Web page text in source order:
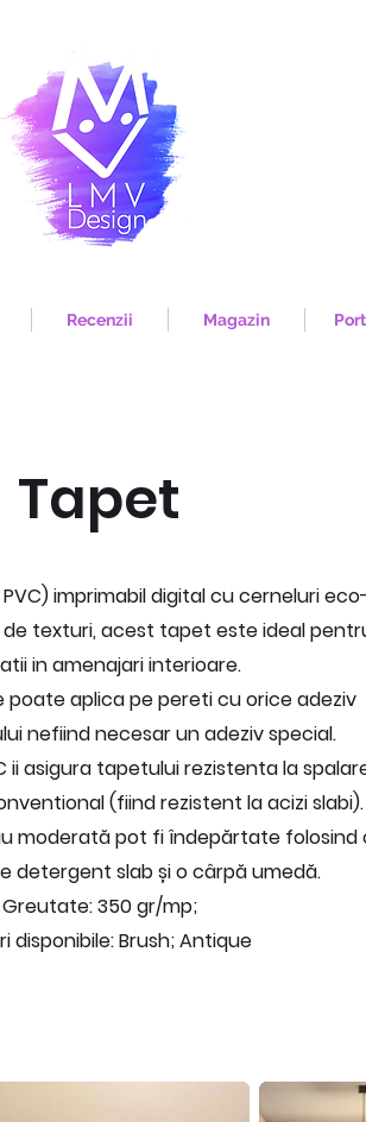
Recenzii Magazin
Tapet
imprimabil digital cu cerneluri eco-
de texturi, acest tapet este ideal
in amenajari interioare.
poate aplica pe pereti cu orice adeziv
nefiind necesar un adeziv special.
ii asigura tapetului rezistenta la
(fiind rezistent la acizi slabi).
moderată pot fi îndepărtate folosind
detergent slab și o cârpă umedă.
Greutate: 350 gr/mp;
disponibile: Brush; Antique